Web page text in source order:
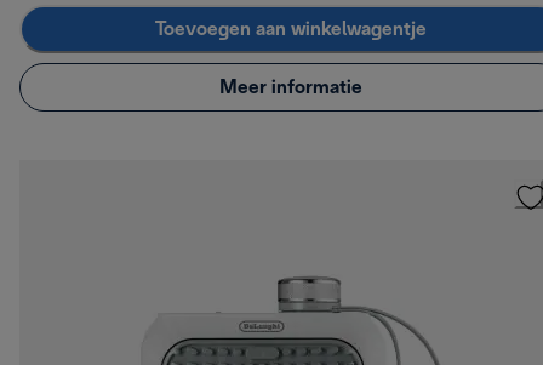
Toevoegen aan winkelwagentje
Meer informatie